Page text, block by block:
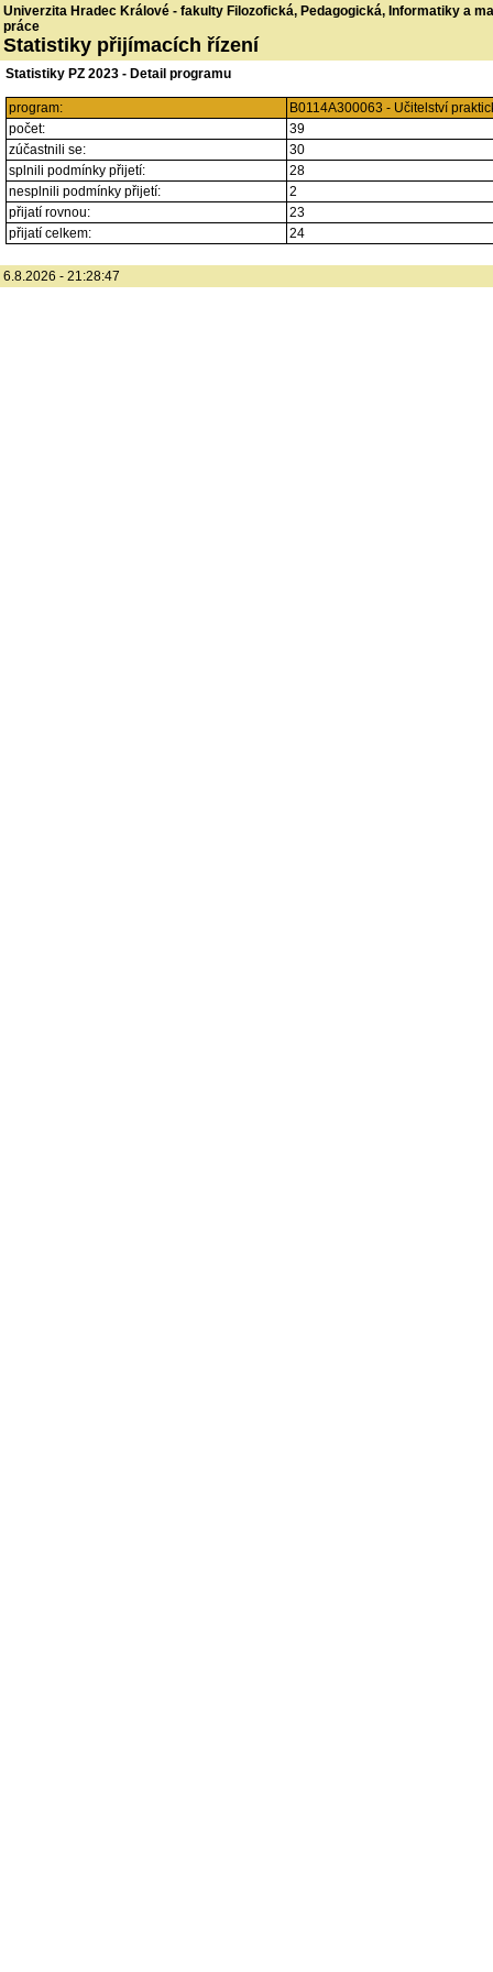
Univerzita Hradec Králové - fakulty Filozofická, Pedagogická, Informatiky a
práce
Statistiky přijímacích řízení
Statistiky PZ 2023 - Detail programu
program:
B0114A300063 - Učitelství
počet:
39
zúčastnili se:
30
splnili podmínky přijetí:
28
nesplnili podmínky přijetí:
2
přijatí rovnou:
23
přijatí celkem:
24
6.8.2026 - 21:28:47